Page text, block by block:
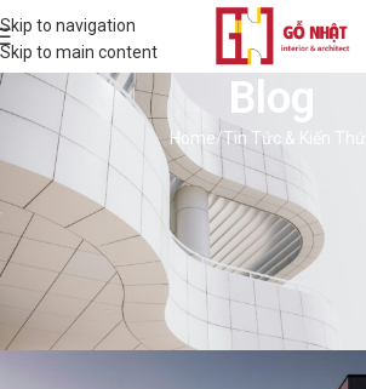
Skip to navigation
Skip to main content
Blog
Home Tin Tức & Kiến Thức
TIN TỨC & KIẾN THỨC
TOP 5 Đơn Vị Thi Công
Minh Cao Cấp Dành
Nhà Phố
quản trị viên On 18/06/